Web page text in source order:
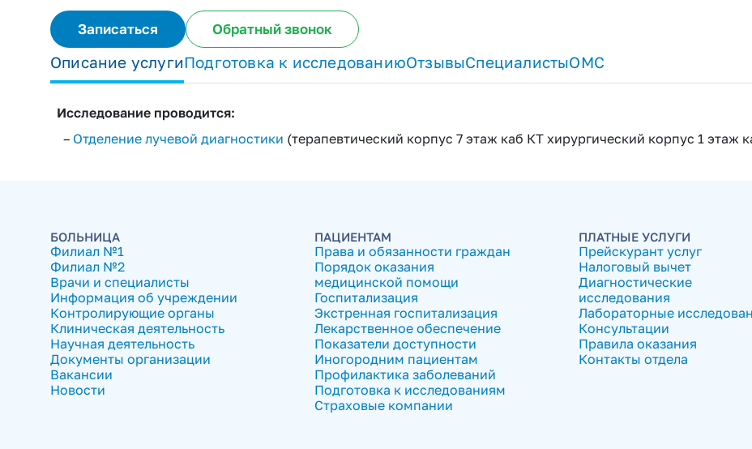
Записаться Обратный звонок
Описание услугиПодготовка к исследованиюОтзывыСпециалистыОМС
Исследование проводится:
– Отделение лучевой диагностики (терапевтический корпус 7 этаж каб КТ хирургический корпус 1 этаж
БОЛЬНИЦА
Филиал №1
Филиал №2
Врачи и специалисты
Информация об учреждении
Контролирующие органы
Клиническая деятельность
Научная деятельность
Документы организации
Вакансии
Новости
ПАЦИЕНТАМ
Права и обязанности граждан
Порядок оказания
медицинской помощи
Госпитализация
Экстренная госпитализация
Лекарственное обеспечение
Показатели доступности
Иногородним пациентам
Профилактика заболеваний
Подготовка к исследованиям
Страховые компании
ПЛАТНЫЕ УСЛУГИ
Прейскурант услуг
Налоговый вычет
Диагностические
исследования
Лабораторные
Консультации
Правила оказания
Контакты отдела